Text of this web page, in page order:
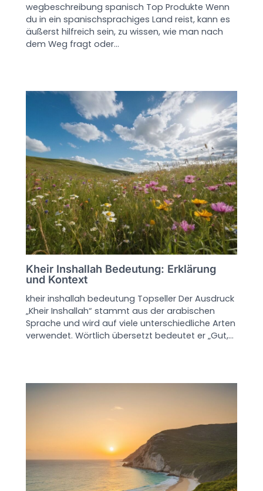
wegbeschreibung spanisch Top Produkte Wenn
du in ein spanischsprachiges Land reist, kann es
äußerst hilfreich sein, zu wissen, wie man nach
dem Weg fragt oder…
Kheir Inshallah Bedeutung: Erklärung
und Kontext
kheir inshallah bedeutung Topseller Der Ausdruck
„Kheir Inshallah“ stammt aus der arabischen
Sprache und wird auf viele unterschiedliche Arten
verwendet. Wörtlich übersetzt bedeutet er „Gut,…